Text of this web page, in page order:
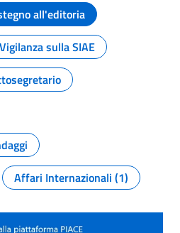
all'editoria
Vigilanza sulla SIAE
Affari Internazionali (1)